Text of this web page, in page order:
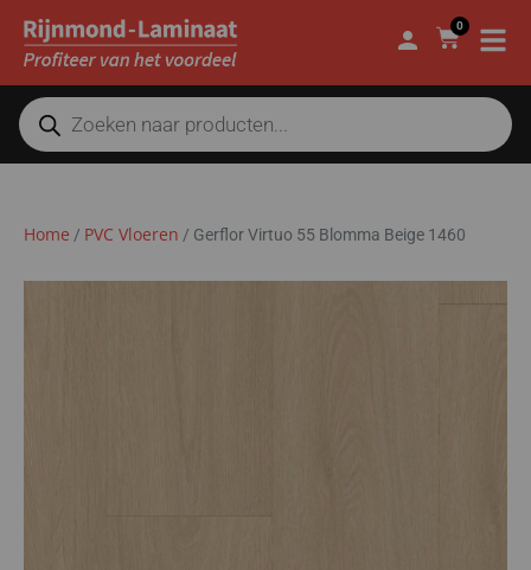
0
Home / PVC Vloeren / Gerflor Virtuo 55 Blomma Beige 1460